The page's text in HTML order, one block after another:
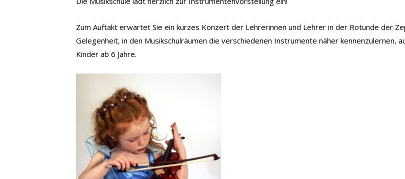
Zum Auftakt erwartet Sie ein kurzes Konzert der Lehrerinnen und Lehrer in der Rotunde der
Gelegenheit, in den Musikschulräumen die verschiedenen Instrumente näher kennenzulernen,
Kinder ab 6 Jahre.